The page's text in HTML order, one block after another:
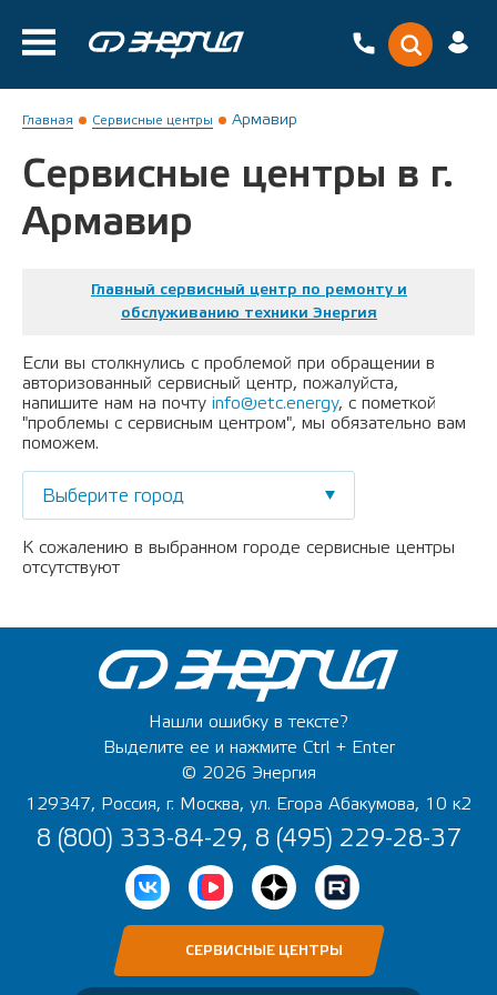
Главная Сервисные центры Армавир
Сервисные центры в г.
Армавир
Главный сервисный центр по ремонту и
обслуживанию техники Энергия
Если вы столкнулись с проблемой при обращении в
авторизованный сервисный центр, пожалуйста,
напишите нам на почту info@etc.energy, с пометкой
"проблемы с сервисным центром", мы обязательно вам
поможем.
Выберите город
К сожалению в выбранном городе сервисные центры
отсутствуют
Нашли ошибку в тексте?
Выделите ее и нажмите Ctrl + Enter
© 2026 Энергия
129347, Россия, г. Москва, ул. Егора Абакумова, 10 к2
8 (800) 333-84-29, 8 (495) 229-28-37
СЕРВИСНЫЕ ЦЕНТРЫ